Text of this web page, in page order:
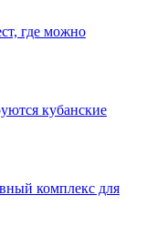
где можно
кубанские
комплекс для